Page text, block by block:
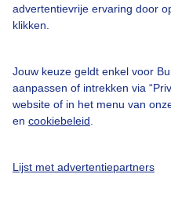
advertentievrije ervaring door
klikken.
Jouw keuze geldt enkel voor
aanpassen of intrekken via
website of in het menu van
en cookiebeleid
Lijst met advertentiepartners
Contact
Adverteren
Buienradar Team
Cookie beleid